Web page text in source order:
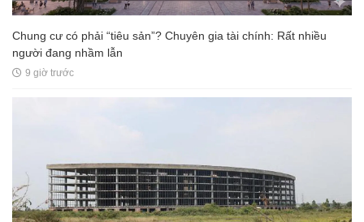
Chung cư có phải “tiêu sản”? Chuyên gia tài chính: Rất nhiều
người đang nhầm lẫn
9 giờ trước